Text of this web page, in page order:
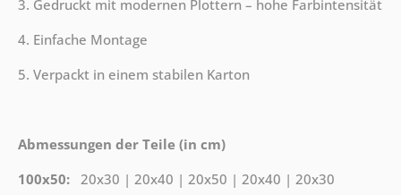
3. Gedruckt mit modernen Plottern – hohe Farbintensität
4. Einfache Montage
5. Verpackt in einem stabilen Karton
Abmessungen der Teile (in cm)
100x50: 20x30 | 20x40 | 20x50 | 20x40 | 20x30